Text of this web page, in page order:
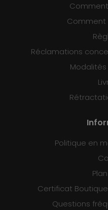
Comment
Réclamations
Politique en
Certificat
Questions